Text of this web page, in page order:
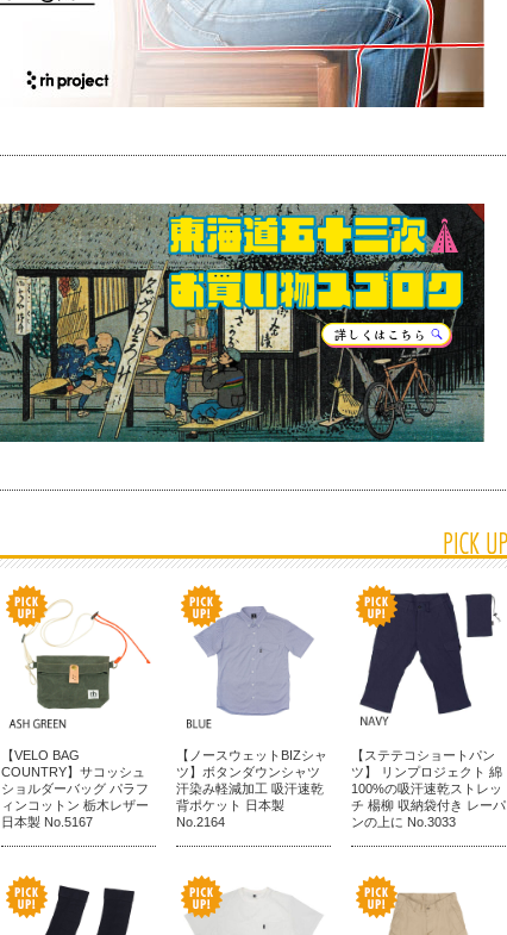
【VELO BAG
COUNTRY】サコッシュ
ショルダーバッグ パラフ
ィンコットン 栃木レザー
日本製 No.5167
【ノースウェットBIZシャ
ツ】ボタンダウンシャツ
汗染み軽減加工 吸汗速乾
背ポケット 日本製
No.2164
【ステテコショートパン
ツ】 リンプロジェクト 綿
100%の吸汗速乾ストレッ
チ 楊柳 収納袋付き レーパ
ンの上に No.3033